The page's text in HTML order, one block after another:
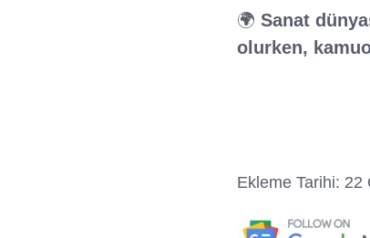
🌍 Sanat
olurken,
Ekleme Tarihi: 22